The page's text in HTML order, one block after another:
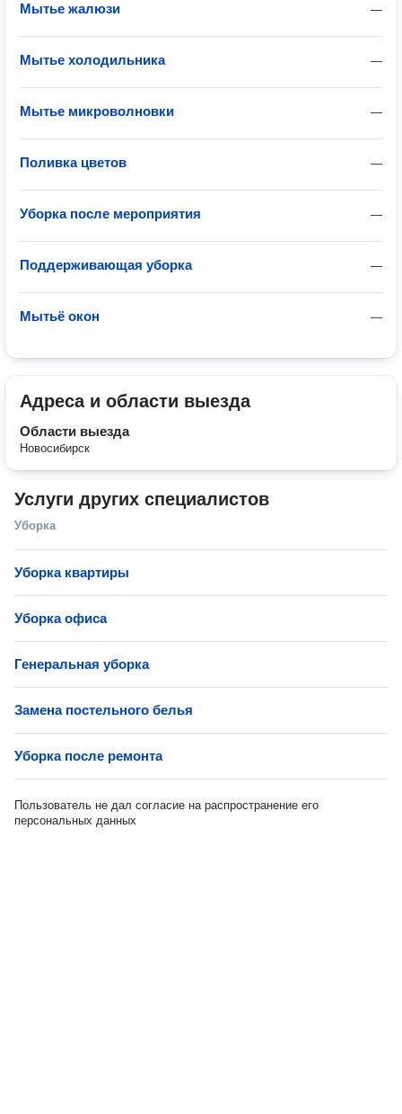
—
Мытье жалюзи
—
Мытье холодильника
—
Мытье микроволновки
—
Поливка цветов
—
Уборка после мероприятия
—
Поддерживающая уборка
—
Мытьё окон
Адреса и области выезда
Области выезда
Новосибирск
Услуги других специалистов
Уборка
Уборка квартиры
Уборка офиса
Генеральная уборка
Замена постельного белья
Уборка после ремонта
Пользователь не дал согласие на распространение его
персональных данных